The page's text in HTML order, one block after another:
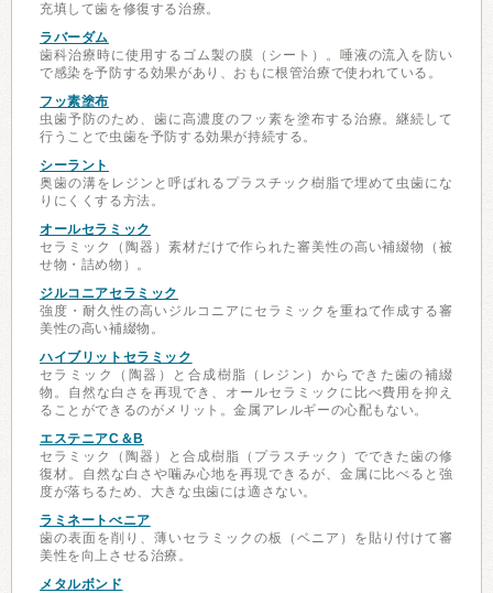
充填して歯を修復する治療。
ラバーダム
歯科治療時に使用するゴム製の膜（シート）。唾液の流入を防い
で感染を予防する効果があり、おもに根管治療で使われている。
フッ素塗布
虫歯予防のため、歯に高濃度のフッ素を塗布する治療。継続して
行うことで虫歯を予防する効果が持続する。
シーラント
奥歯の溝をレジンと呼ばれるプラスチック樹脂で埋めて虫歯にな
りにくくする方法。
オールセラミック
セラミック（陶器）素材だけで作られた審美性の高い補綴物（被
せ物・詰め物）。
ジルコニアセラミック
強度・耐久性の高いジルコニアにセラミックを重ねて作成する審
美性の高い補綴物。
ハイブリットセラミック
セラミック（陶器）と合成樹脂（レジン）からできた歯の補綴
物。自然な白さを再現でき、オールセラミックに比べ費用を抑え
ることができるのがメリット。金属アレルギーの心配もない。
エステニアC＆B
セラミック（陶器）と合成樹脂（プラスチック）でできた歯の修
復材。自然な白さや噛み心地を再現できるが、金属に比べると強
度が落ちるため、大きな虫歯には適さない。
ラミネートべニア
歯の表面を削り、薄いセラミックの板（ベニア）を貼り付けて審
美性を向上させる治療。
メタルボンド